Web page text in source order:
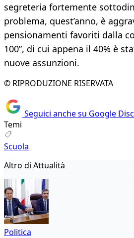
segreteria fortemente
problema, quest’anno, è
pensionamenti favoriti dalla
100”, di cui appena il 40% è
nuove assunzioni.
© RIPRODUZIONE RISERVATA
Seguici anche su Google
Temi
Scuola
Altro di Attualità
Politica